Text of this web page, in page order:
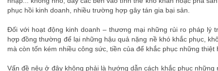
phục hồi kinh doanh, nhiều trường hợp gây tán gia bại sản.
Đối với hoạt động kinh doanh – thương mại những rủi ro pháp lý
hợp đồng thường để lại những hậu quả nặng nề khó khắc phục,
mà còn tốn kém nhiều công sức, tiền của để khắc phục những thiệt
Vấn đề nêu ở đây không phải là hướng dẫn cách khắc phục những